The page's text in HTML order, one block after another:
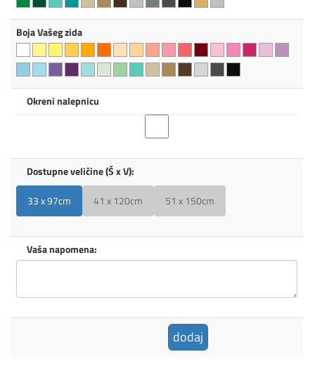
Boja Vašeg zida
Okreni nalepnicu
Dostupne veličine (Š x V):
33 x 97cm
41 x 120cm 51 x 150cm
Vaša napomena:
dodaj